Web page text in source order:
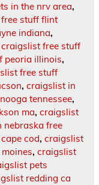
in the nrv area,
stuff flint
indiana,
craigslist free stuff
peoria illinois,
free stuff
, craigslist in
tennessee,
ma, craigslist
free
cod, craigslist
, craigslist
pets
redding ca